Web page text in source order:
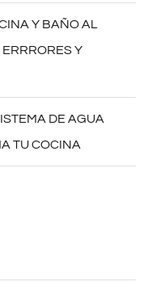
Y BAÑO AL
Y
DE AGUA
TU COCINA